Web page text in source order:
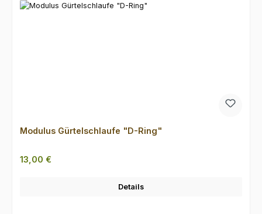
Modulus Gürtelschlaufe "D-Ring"
Regulärer Preis:
13,00 €
Details